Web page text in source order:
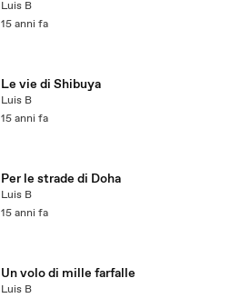
Luis B
15 anni fa
Le vie di Shibuya
Luis B
15 anni fa
Per le strade di Doha
Luis B
15 anni fa
Un volo di mille farfalle
Luis B